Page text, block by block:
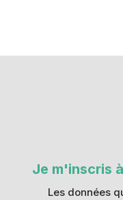
Je m'inscris
Les données